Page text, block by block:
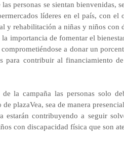
personas se sientan bienvenidas,
líderes en el país, con
y rehabilitación a niñas y niños con
la importancia de fomentar el
a donar un
para contribuir al financiamiento
de la campaña las personas solo
de plazaVea, sea de manera
estarán contribuyendo a seguir
con discapacidad física que son